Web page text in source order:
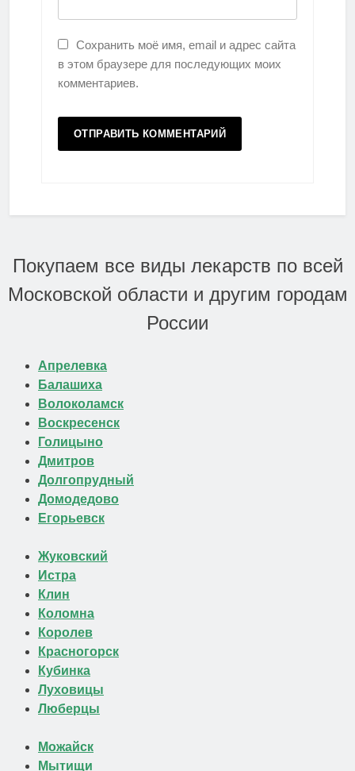
Сохранить моё имя, email и адрес сайта
в этом браузере для последующих моих
комментариев.
Покупаем все виды лекарств по всей
Московской области и другим городам
России
Апрелевка
Балашиха
Волоколамск
Воскресенск
Голицыно
Дмитров
Долгопрудный
Домодедово
Егорьевск
Жуковский
Истра
Клин
Коломна
Королев
Красногорск
Кубинка
Луховицы
Люберцы
Можайск
Мытищи